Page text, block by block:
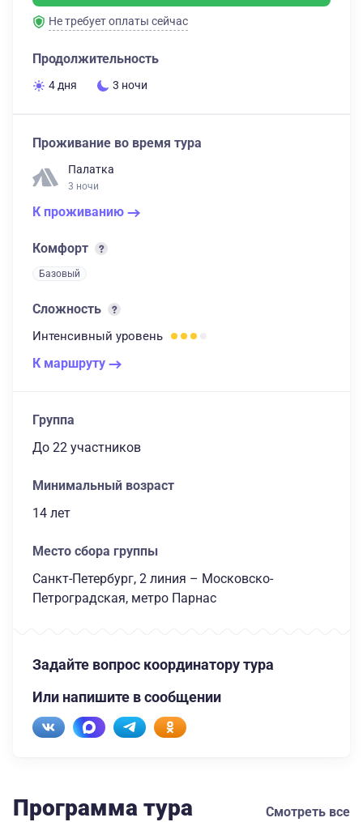
Не требует оплаты сейчас
Продолжительность
4 дня 3 ночи
Проживание во время тура
Палатка
3 ночи
К проживанию
Комфорт
Базовый
Сложность
Интенсивный уровень
К маршруту
Группа
до 22 участников
Минимальный возраст
14 лет
Место сбора группы
Санкт-Петербург, 2 линия – Московско-
Петроградская, метро Парнас
Задайте вопрос координатору тура
Или напишите в сообщении
Программа тура Смотреть все